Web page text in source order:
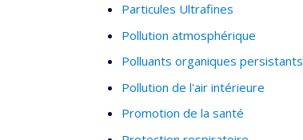
Particules Ultrafines
Pollution atmosphérique
Polluants organiques persistants
Pollution de l'air intérieure
Promotion de la santé